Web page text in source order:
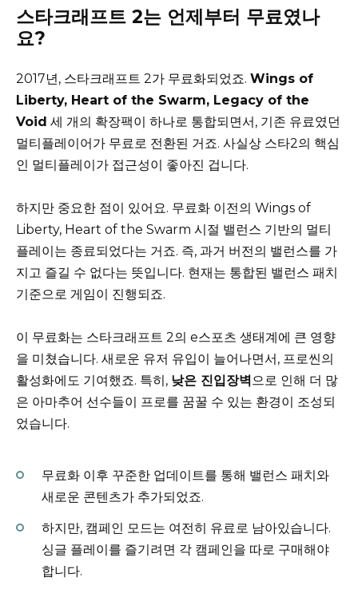
스타크래프트 2는 언제부터 무료였나
요?
2017년, 스타크래프트 2가 무료화되었죠. Wings of
Liberty, Heart of the Swarm, Legacy of the
Void 세 개의 확장팩이 하나로 통합되면서, 기존 유료였던
멀티플레이어가 무료로 전환된 거죠. 사실상 스타2의 핵심
인 멀티플레이가 접근성이 좋아진 겁니다.
하지만 중요한 점이 있어요. 무료화 이전의 Wings of
Liberty, Heart of the Swarm 시절 밸런스 기반의 멀티
플레이는 종료되었다는 거죠. 즉, 과거 버전의 밸런스를 가
지고 즐길 수 없다는 뜻입니다. 현재는 통합된 밸런스 패치
기준으로 게임이 진행되죠.
이 무료화는 스타크래프트 2의 e스포츠 생태계에 큰 영향
을 미쳤습니다. 새로운 유저 유입이 늘어나면서, 프로씬의
활성화에도 기여했죠. 특히, 낮은 진입장벽으로 인해 더 많
은 아마추어 선수들이 프로를 꿈꿀 수 있는 환경이 조성되
었습니다.
무료화 이후 꾸준한 업데이트를 통해 밸런스 패치와
새로운 콘텐츠가 추가되었죠.
하지만, 캠페인 모드는 여전히 유료로 남아있습니다.
싱글 플레이를 즐기려면 각 캠페인을 따로 구매해야
합니다.